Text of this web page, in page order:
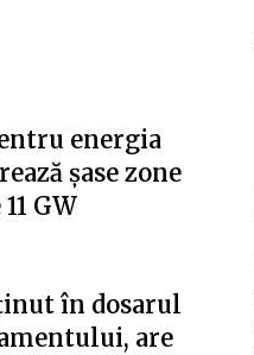
energia
șase zone
GW
în dosarul
are